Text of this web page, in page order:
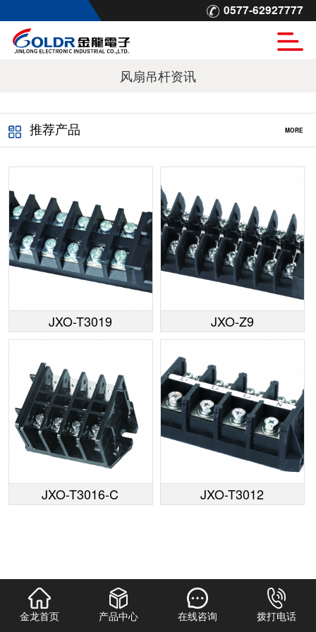
0577-62927777
风扇吊杆资讯
推荐产品 MORE
JXO-T3019 JXO-Z9
JXO-T3016-C JXO-T3012
金龙首页 产品中心 在线咨询 拨打电话